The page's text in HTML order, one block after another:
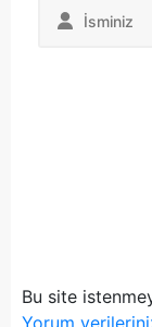
Bu site
Yorum